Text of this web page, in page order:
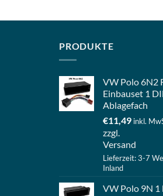
PRODUKTE
VW Polo 6N2
Einbauset 1
Ablagefach
€11,49 inkl.
zzgl.
Versand
Lieferzeit: 3-7
Inland
VW Polo 9N 1